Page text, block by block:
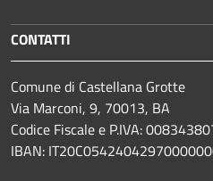
CONTATTI
Comune di Castellana Grotte
Via Marconi, 9, 70013, BA
Codice Fiscale e P.IVA:
IBAN: